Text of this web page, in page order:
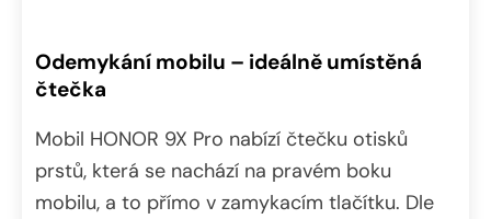
Odemykání mobilu – ideálně umístěná
čtečka
Mobil HONOR 9X Pro nabízí čtečku otisků
prstů, která se nachází na pravém boku
mobilu, a to přímo v zamykacím tlačítku. Dle